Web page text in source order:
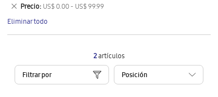
2artículos
Filtrar por
artículo
Precio US$ 0.00 - US$ 99.99
Eliminar
este
artículo
Eliminar todo